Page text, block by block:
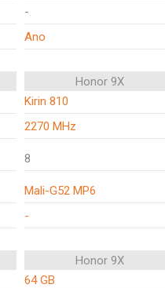
-
Ano
Honor 9X
Kirin 810
2270 MHz
8
Mali-G52 MP6
-
Honor 9X
64 GB